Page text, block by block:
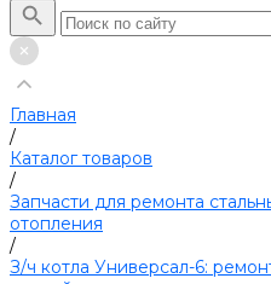
Главная
/
Каталог товаров
/
Запчасти для ремонта
отопления
/
З/ч котла Универсал-6: